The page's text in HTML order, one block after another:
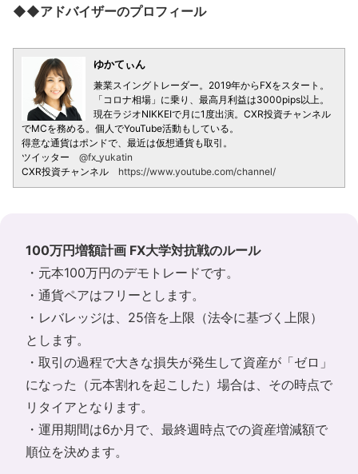
◆◆アドバイザーのプロフィール
ゆかてぃん
兼業スイングトレーダー。2019年からFXをスタート。
「コロナ相場」に乗り、最高月利益は3000pips以上。
現在ラジオNIKKEIで月に1度出演。CXR投資チャンネル
でMCを務める。個人でYouTube活動もしている。
得意な通貨はポンドで、最近は仮想通貨も取引。
ツイッター @fx_yukatin
CXR投資チャンネル https://www.youtube.com/channel/
100万円増額計画 FX大学対抗戦のルール
・元本100万円のデモトレードです。
・通貨ペアはフリーとします。
・レバレッジは、25倍を上限（法令に基づく上限）
とします。
・取引の過程で大きな損失が発生して資産が「ゼロ」
になった（元本割れを起こした）場合は、その時点で
リタイアとなります。
・運用期間は6か月で、最終週時点での資産増減額で
順位を決めます。